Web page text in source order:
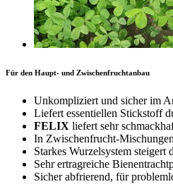
Für den Haupt- und Zwischenfruchtanbau
Unkompliziert und sicher im
Liefert essentiellen Stickstoff
FELIX liefert sehr
In Zwischenfrucht-
Starkes Wurzelsystem steigert
Sehr ertragreiche
Sicher abfrierend, für